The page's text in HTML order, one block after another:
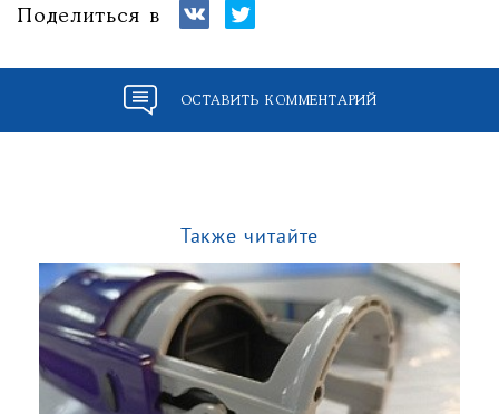
Поделиться в
ОСТАВИТЬ КОММЕНТАРИЙ
Также читайте